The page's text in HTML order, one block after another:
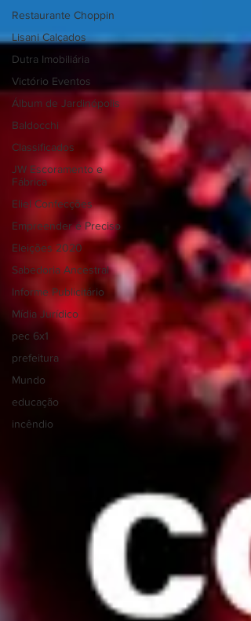
Restaurante Choppin
Lisani Calçados
Dutra Imobiliária
Victório Eventos
Álbum de Jardinópolis
Baldocchi
Classificados
JW Escoramento e
Fábrica
Eliel Confecções
Empreender é Preciso
Eleições 2020
Sabedoria Ancestral
Informe Publicitário
Mídia Jurídico
pec 6x1
prefeitura
Mundo
educação
incêndio